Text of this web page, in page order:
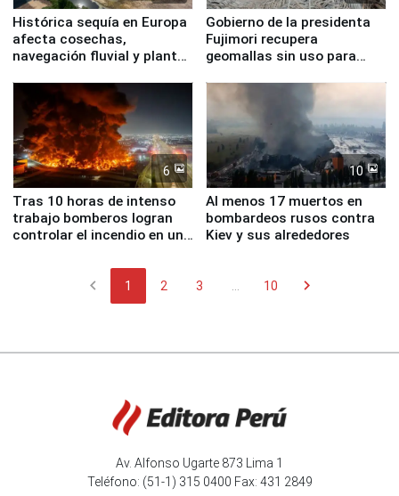
Histórica sequía en Europa
afecta cosechas,
navegación fluvial y plantas
Gobierno de la presidenta
Fujimori recupera
geomallas sin uso para
Fenómeno El Niño
6
Tras 10 horas de intenso
trabajo bomberos logran
controlar el incendio en una
10
Al menos 17 muertos en
bombardeos rusos contra
Kiev y sus alrededores
chevron_left 1 2 3 10 chevron_right
Av. Alfonso Ugarte 873 Lima 1
Teléfono: (51-1) 315 0400 Fax: 431 2849